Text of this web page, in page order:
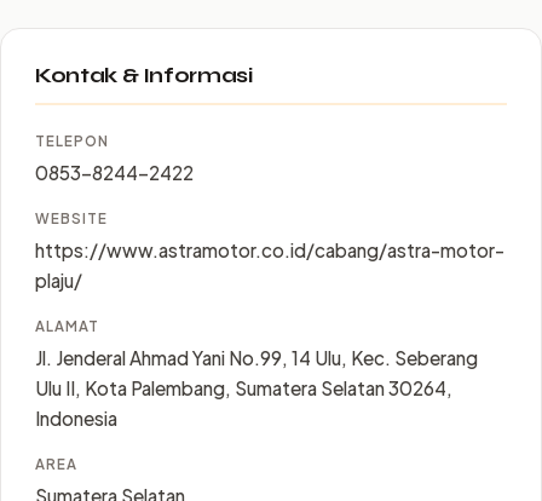
Kontak & Informasi
TELEPON
0853-8244-2422
WEBSITE
https://www.astramotor.co.id/cabang/astra-motor-
plaju/
ALAMAT
Jl. Jenderal Ahmad Yani No.99, 14 Ulu, Kec. Seberang
Ulu II, Kota Palembang, Sumatera Selatan 30264,
Indonesia
AREA
Sumatera Selatan